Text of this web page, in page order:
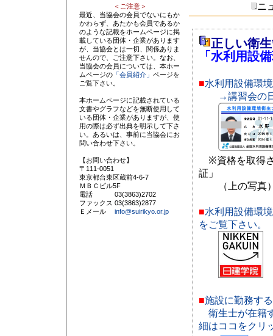
＜ご注意＞
最近、当協会の会員でないにもか
かわらず、あたかも会員であるか
のような記載をホームページに掲
載している団体・企業があります
が、当協会とは一切、関係ありま
せんので、ご注意下さい。なお、
当協会の会員については、本ホー
ムページの 「会員紹介」 ページを
ご覧下さい。
本ホームページに記載されている
文書やグラフなどを無断使用して
いる団体・企業がありますが、使
用の際は必ず出典を明示して下さ
い。あるいは、事前に当協会にお
問い合わせ下さい。
【お問い合わせ】
〒111-0051
東京都台東区蔵前4-6-7
ＭＢＣビル5F
電話 03(3863)2702
ファックス 03(3863)2877
Ｅメール info@suirikyo.or.jp
ニ
正しい衛
「水利用設
■水利用設備環
→講習会の
※資格を取得さ
証」
（上の写真）
■水利用設備環
をご覧下さい。
■施設に勤務す
衛生士が在籍
細はココをクリ